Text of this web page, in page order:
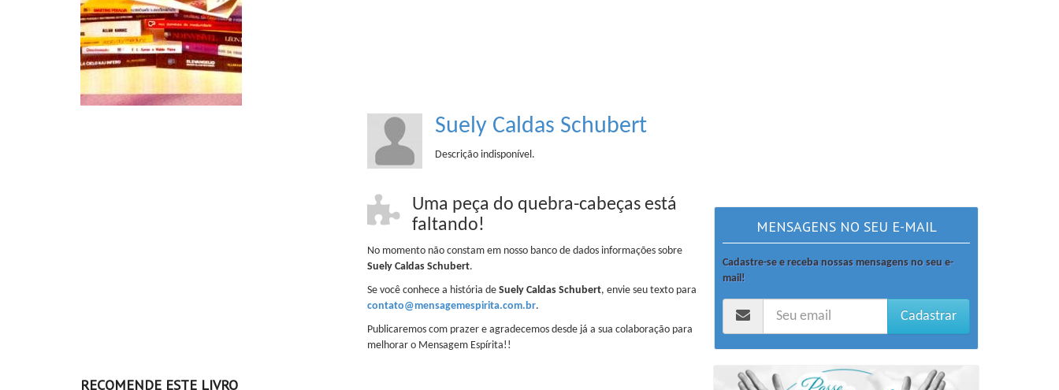
Suely Caldas Schubert
Descrição indisponível.
Uma peça do quebra-cabeças está
faltando!
No momento não constam em nosso banco de dados informações sobre
Suely Caldas Schubert.
Se você conhece a história de Suely Caldas Schubert, envie seu texto para
contato@mensagemespirita.com.br.
Publicaremos com prazer e agradecemos desde já a sua colaboração para
melhorar o Mensagem Espírita!!
RECOMENDE ESTE LIVRO
MENSAGENS NO SEU E-MAIL
Cadastre-se e receba nossas mensagens no seu e-
mail!
Cadastrar